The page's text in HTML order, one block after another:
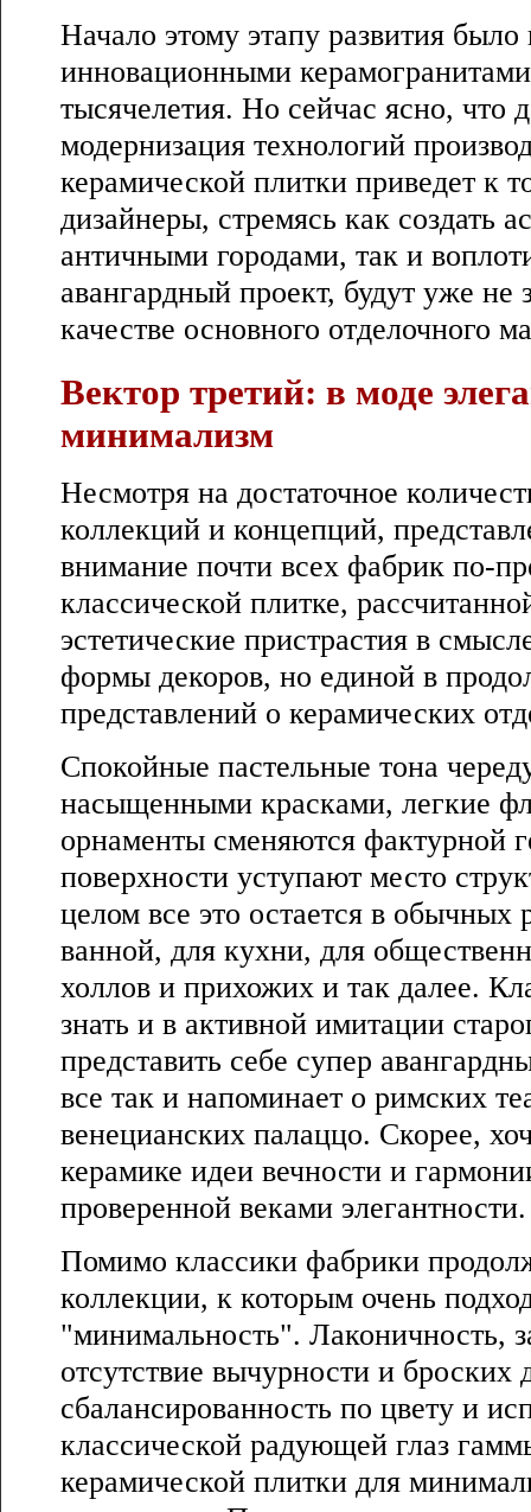
Начало этому этапу развития
инновационными
тысячелетия. Но сейчас ясно, что
модернизация технологий
керамической плитки приведет к
дизайнеры, стремясь как создать
античными городами, так и
авангардный проект, будут уже не
качестве основного отделочного
Вектор третий: в моде
минимализм
Несмотря на достаточное
коллекций и концепций,
внимание почти всех фабрик по-
классической плитке,
эстетические пристрастия в
формы декоров, но единой в
представлений о керамических
Спокойные пастельные тона
насыщенными красками, легкие
орнаменты сменяются фактурной
поверхности уступают место
целом все это остается в обычных
ванной, для кухни, для
холлов и прихожих и так далее.
знать и в активной имитации
представить себе супер
все так и напоминает о римских
венецианских палаццо. Скорее,
керамике идеи вечности и
проверенной веками элегантности.
Помимо классики фабрики
коллекции, к которым очень
"минимальность". Лаконичность,
отсутствие вычурности и броских
сбалансированность по цвету и
классической радующей глаз
керамической плитки для